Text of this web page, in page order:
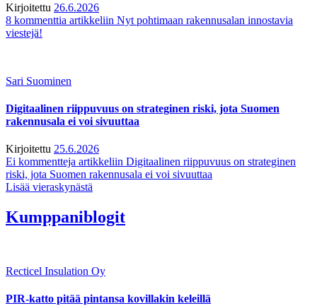
Kirjoitettu 26.6.2026
8 kommenttia artikkeliin Nyt pohtimaan rakennusalan innostavia
viestejä!
Sari Suominen
Digitaalinen riippuvuus on strateginen riski, jota Suomen
rakennusala ei voi sivuuttaa
Kirjoitettu 25.6.2026
Ei kommentteja artikkeliin Digitaalinen riippuvuus on strateginen
riski, jota Suomen rakennusala ei voi sivuuttaa
Lisää vieraskynästä
Kumppaniblogit
Recticel Insulation Oy
PIR-katto pitää pintansa kovillakin keleillä